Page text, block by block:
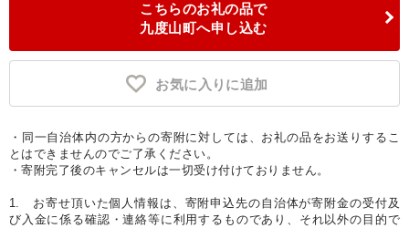
こちらのお礼の品で
九度山町へ申し込む
お気に入りに追加
・同一自治体内の方からの寄附に対しては、お礼の品をお送りするこ
とはできませんのでご了承ください。
・寄附完了後のキャンセルは一切受け付けておりません。
1. お寄せ頂いた個人情報は、寄附申込先の自治体が寄附金の受付及
び入金に係る確認・連絡等に利用するものであり、それ以外の目的で